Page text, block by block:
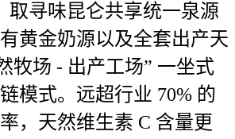
取寻味昆仑共享统一泉源
黄金奶源以及全套出产天
牧场 - 出产工场” 一坐式
模式。远超行业 70% 的
，天然维生素 C 含量更